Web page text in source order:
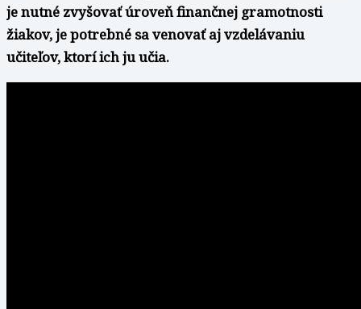
je nutné zvyšovať úroveň finančnej gramotnosti
žiakov, je potrebné sa venovať aj vzdelávaniu
učiteľov, ktorí ich ju učia.